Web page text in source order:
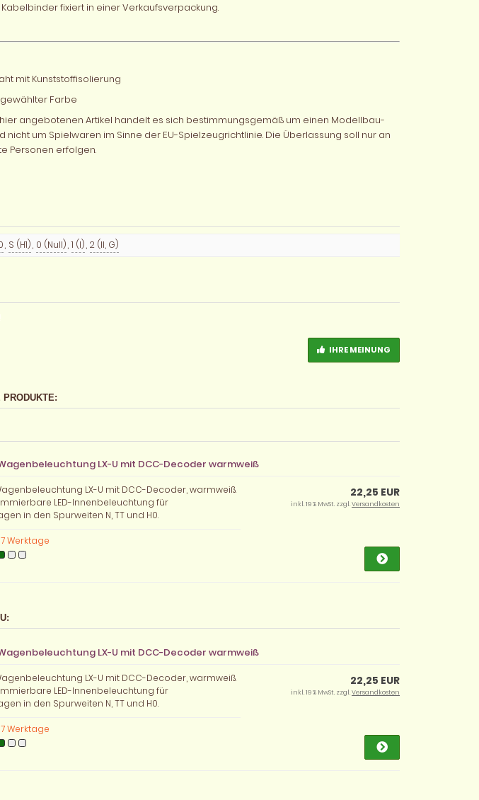
fixiert in einer Verkaufsverpackung.
mit Kunststoffisolierung
gewählter Farbe
angebotenen Artikel handelt es sich bestimmungsgemäß um einen Modellbau-
nicht um Spielwaren im Sinne der EU-Spielzeugrichtlinie. Die Überlassung soll nur an
Personen erfolgen.
, S (H1), 0 (Null), 1 (I), 2 (II, G)
IHRE MEINUNG
PRODUKTE:
LX-U mit DCC-Decoder warmweiß
LX-U mit DCC-Decoder, warmweiß.
LED-Innenbeleuchtung für
in den Spurweiten N, TT und H0.
Werktage
22,25 EUR
inkl. 19 % MwSt. zzgl.Versandkosten
LX-U mit DCC-Decoder warmweiß
LX-U mit DCC-Decoder, warmweiß.
LED-Innenbeleuchtung für
in den Spurweiten N, TT und H0.
Werktage
22,25 EUR
inkl. 19 % MwSt. zzgl.Versandkosten